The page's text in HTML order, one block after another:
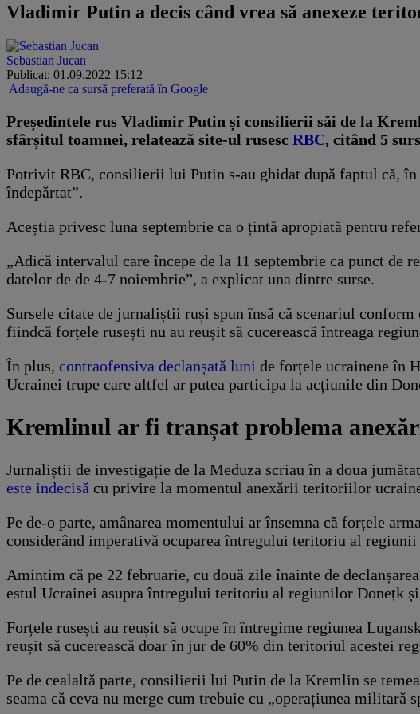
Vladimir Putin a decis când vrea să anexeze
Sebastian Jucan
Publicat: 01.09.2022 15:12
Adaugă-ne ca sursă preferată în Google
Președintele rus Vladimir Putin și consilierii săi de la
sfârșitul toamnei, relatează site-ul rusesc RBC, citând 5
Potrivit RBC, consilierii lui Putin s-au ghidat după faptul că,
îndepărtat”.
Aceștia privesc luna septembrie ca o țintă apropiată pentru
„Adică intervalul care începe de la 11 septembrie ca punct de
datelor de de 4-7 noiembrie”, a explicat una dintre surse.
Sursele citate de jurnaliștii ruși spun însă că scenariul
fiindcă forțele rusești nu au reușit să cucerească întreaga
În plus, contraofensiva declanșată luni de forțele ucrainene în
Ucrainei trupe care altfel ar putea participa la acțiunile din
Kremlinul ar fi tranșat problema
Jurnaliștii de investigație de la Meduza scriau în a doua
este indecisă cu privire la momentul anexării teritoriilor
Pe de-o parte, amânarea momentului ar însemna că forțele
considerând imperativă ocuparea întregului teritoriu al regiunii
Amintim că pe 22 februarie, cu două zile înainte de
estul Ucrainei asupra întregului teritoriu al regiunilor Donețk
Forțele rusești au reușit să ocupe în întregime regiunea
reușit să cucerească doar în jur de 60% din teritoriul acestei
Pe de cealaltă parte, consilierii lui Putin de la Kremlin se
seama că ceva nu merge cum trebuie cu „operațiunea militară